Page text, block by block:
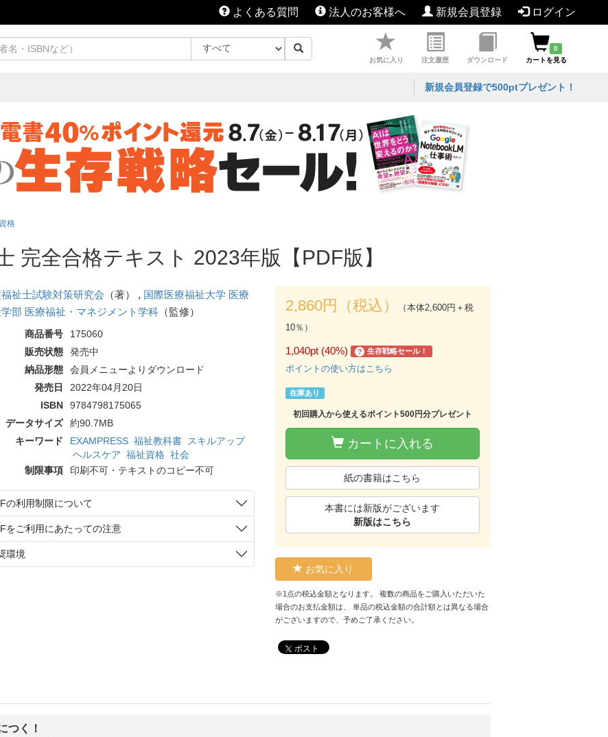
よくある質問 法人のお客様へ 新規会員登録 ログイン
お気に入り 注文履歴 ダウンロード
0
カートを見る
新規会員登録で500ptプレゼント！
格
完全合格テキスト 2023年版【PDF版】
祉士試験対策研究会 （著） , 国際医療福祉大学 医療
部 医療福祉・マネジメント学科（監修）
商品番号
175060
販売状態
発売中
納品形態
会員メニューよりダウンロード
発売日
2022年04月20日
ISBN
9784798175065
データサイズ
約90.7MB
キーワード
EXAMPRESS 福祉教科書
スキルアップ
ヘルスケア 福祉資格 社会
制限事項
印刷不可・テキストのコピー不可
の利用制限について
をご利用にあたっての注意
環境
2,860円（税込）
（本体2,600円＋税
10％）
1,040pt (40%) ? 生存戦略セール！
ポイントの使い方はこちら
在庫あり
初回購入から使えるポイント500円分プレゼント
カートに入れる
紙の書籍はこちら
本書には新版がございます
新版はこちら
お気に入り
※1点の税込金額となります。 複数の商品をご購入いただいた
場合のお支払金額は、 単品の税込金額の合計額とは異なる場合
がございますので、予めご了承ください。
ポスト
つく！